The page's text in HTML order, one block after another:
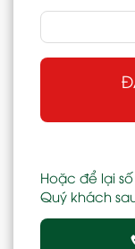
Hoặc để lại
Quý khách